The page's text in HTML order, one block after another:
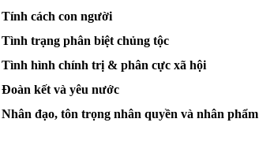
Tính cách con người
Tình trạng phân biệt chủng tộc
Tình hình chính trị & phân cực xã hội
Đoàn kết và yêu nước
Nhân đạo, tôn trọng nhân quyền và nhân phẩm